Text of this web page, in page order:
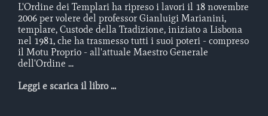
L'Ordine dei Templari ha ripreso i lavori il 18 novembre
2006 per volere del professor Gianluigi Marianini,
templare, Custode della Tradizione, iniziato a Lisbona
nel 1981, che ha trasmesso tutti i suoi poteri - compreso
il Motu Proprio - all'attuale Maestro Generale
dell'Ordine ...
Leggi e scarica il libro ...